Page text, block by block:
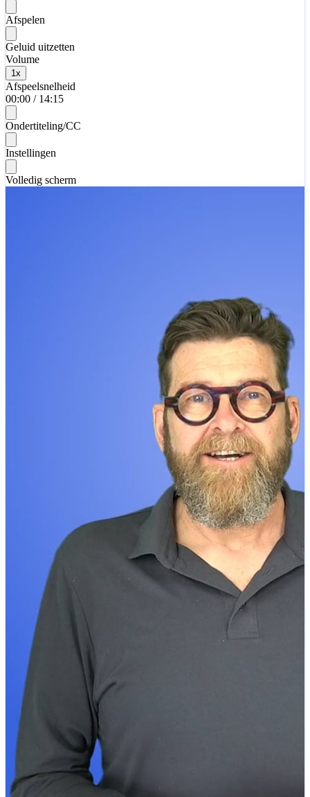
Afspelen
Geluid uitzetten
Volume
1 x
Afspeelsnelheid
00:00 / 14:15
Ondertiteling/CC
Instellingen
Volledig scherm